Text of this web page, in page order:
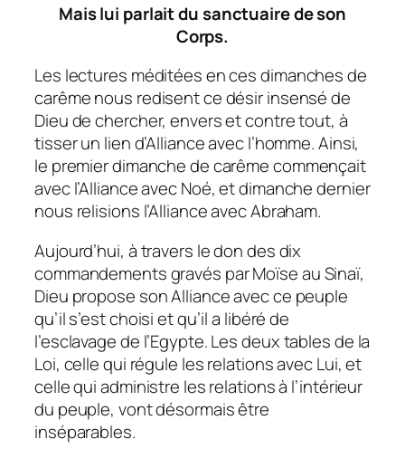
Mais lui parlait du sanctuaire de son
Corps.
Les lectures méditées en ces dimanches de
carême nous redisent ce désir insensé de
Dieu de chercher, envers et contre tout, à
tisser un lien d’Alliance avec l’homme. Ainsi,
le premier dimanche de carême commençait
avec l’Alliance avec Noé, et dimanche dernier
nous relisions l’Alliance avec Abraham.
Aujourd’hui, à travers le don des dix
commandements gravés par Moïse au Sinaï,
Dieu propose son Alliance avec ce peuple
qu’il s’est choisi et qu’il a libéré de
l’esclavage de l’Egypte. Les deux tables de la
Loi, celle qui régule les relations avec Lui, et
celle qui administre les relations à l’intérieur
du peuple, vont désormais être
inséparables.